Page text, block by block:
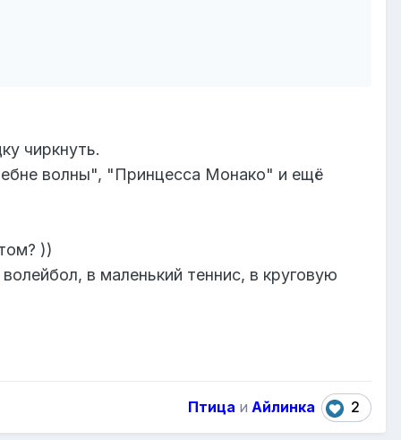
чиркнуть.
волны", "Принцесса Монако" и ещё
))
в маленький теннис, в круговую
Птица и Айлинка 2